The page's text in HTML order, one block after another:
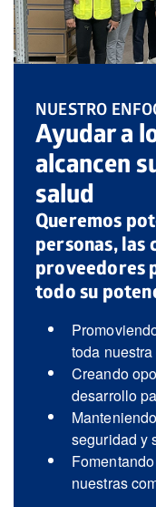
Suisse (FR)
Svizzera (IT)
NUESTRO
Ayudar a
alcancen
salud
Queremos
personas, las
proveedores
todo su
toda
Creando
desarrollo
seguridad y
nuestras